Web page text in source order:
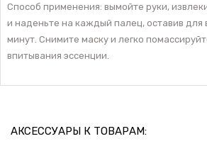
Способ применения: вымойте руки,
и наденьте на каждый палец, оставив для
минут. Снимите маску и легко
впитывания эссенции.
АКСЕССУАРЫ К ТОВАРАМ: